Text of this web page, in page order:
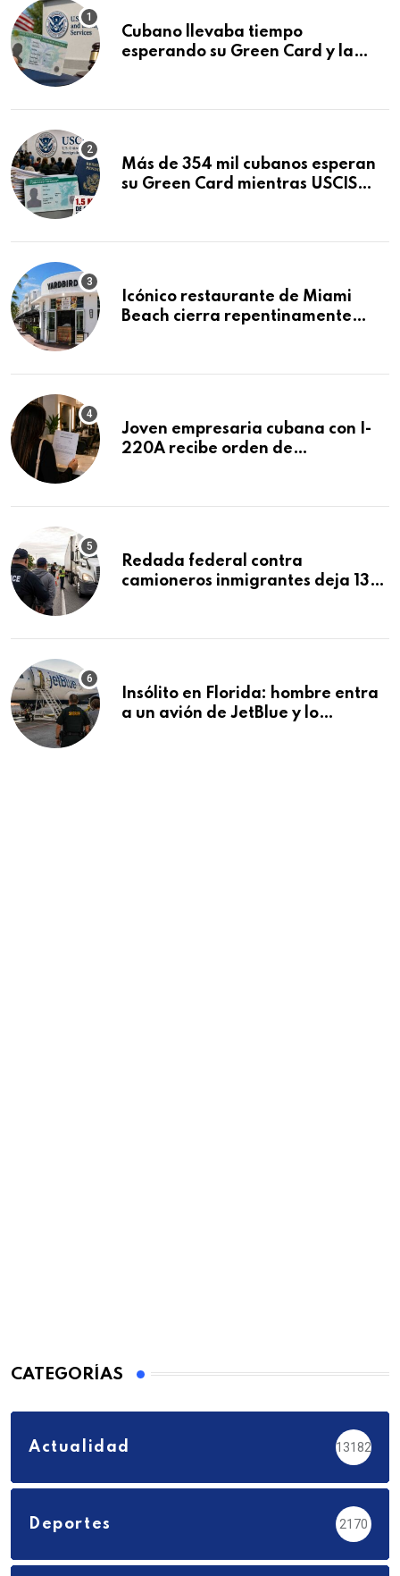
Cubano llevaba tiempo
esperando su Green Card y la
Más de 354 mil cubanos esperan
su Green Card mientras USCIS
Icónico restaurante de Miami
Beach cierra repentinamente
Joven empresaria cubana con I-
220A recibe orden de
Redada federal contra
camioneros inmigrantes deja 137
Insólito en Florida: hombre entra
a un avión de JetBlue y lo
CATEGORÍAS
Actualidad 13182
Deportes 2170